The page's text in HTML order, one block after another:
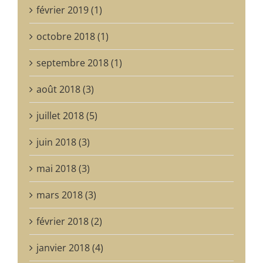
février 2019 (1)
octobre 2018 (1)
septembre 2018 (1)
août 2018 (3)
juillet 2018 (5)
juin 2018 (3)
mai 2018 (3)
mars 2018 (3)
février 2018 (2)
janvier 2018 (4)